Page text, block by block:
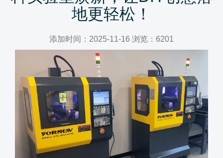
地更轻松！
添加时间：2025-11-16 浏览：6201